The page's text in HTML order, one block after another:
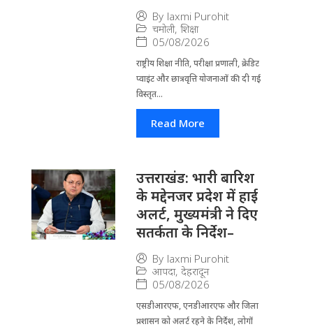
By laxmi Purohit
चमोली, शिक्षा
05/08/2026
राष्ट्रीय शिक्षा नीति, परीक्षा प्रणाली, क्रेडिट
प्वाइंट और छात्रवृत्ति योजनाओं की दी गई
विस्तृत...
Read More
उत्तराखंड: भारी बारिश
के मद्देनजर प्रदेश में हाई
अलर्ट, मुख्यमंत्री ने दिए
सतर्कता के निर्देश–
By laxmi Purohit
आपदा, देहरादून
05/08/2026
एसडीआरएफ, एनडीआरएफ और जिला
प्रशासन को अलर्ट रहने के निर्देश, लोगों